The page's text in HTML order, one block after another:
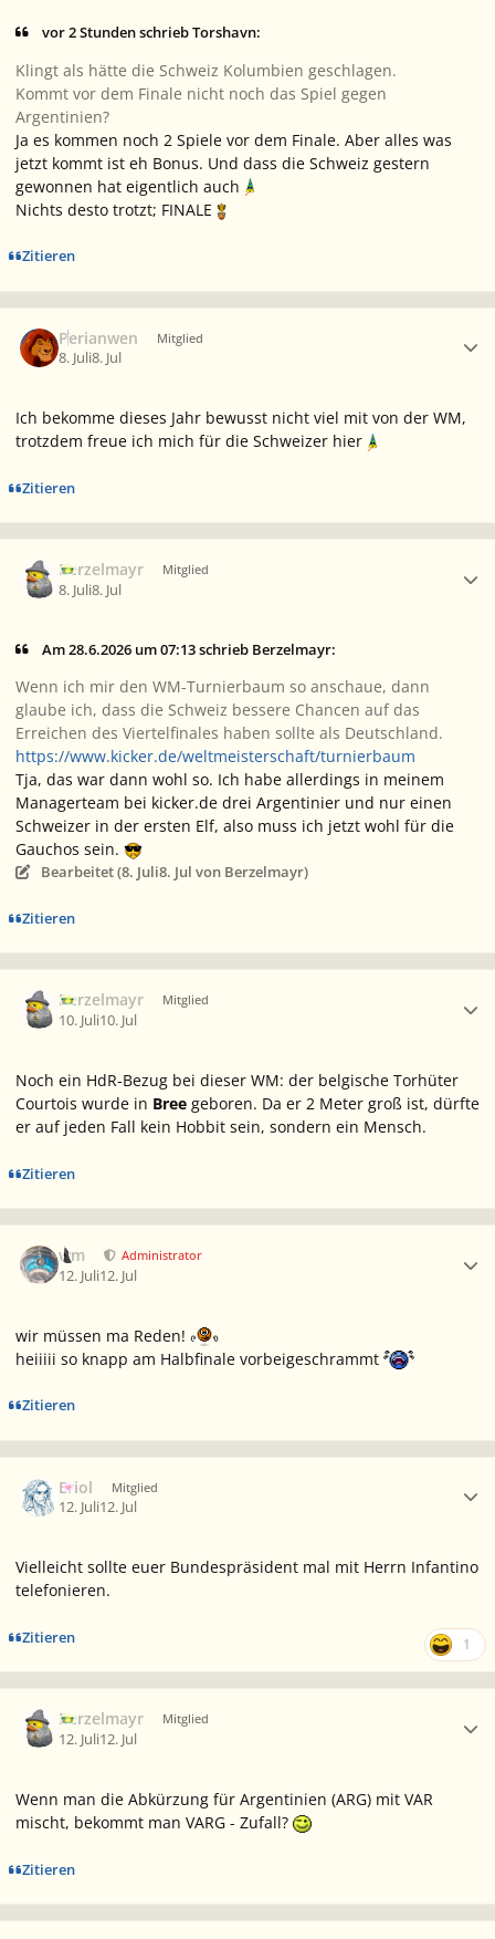
vor 2 Stunden schrieb Torshavn:
Klingt als hätte die Schweiz Kolumbien geschlagen.
Kommt vor dem Finale nicht noch das Spiel gegen
Argentinien?
Ja es kommen noch 2 Spiele vor dem Finale. Aber alles was
jetzt kommt ist eh Bonus. Und dass die Schweiz gestern
gewonnen hat eigentlich auch
Nichts desto trotzt; FINALE
Zitieren
Perianwen Mitglied
8. Juli8. Jul
Ich bekomme dieses Jahr bewusst nicht viel mit von der WM,
trotzdem freue ich mich für die Schweizer hier
Zitieren
Berzelmayr Mitglied
8. Juli8. Jul
Am 28.6.2026 um 07:13 schrieb Berzelmayr:
Wenn ich mir den WM-Turnierbaum so anschaue, dann
glaube ich, dass die Schweiz bessere Chancen auf das
Erreichen des Viertelfinales haben sollte als Deutschland.
https://www.kicker.de/weltmeisterschaft/turnierbaum
Tja, das war dann wohl so. Ich habe allerdings in meinem
Managerteam bei kicker.de drei Argentinier und nur einen
Schweizer in der ersten Elf, also muss ich jetzt wohl für die
Gauchos sein.
Bearbeitet (8. Juli8. Jul von Berzelmayr)
Zitieren
Berzelmayr Mitglied
10. Juli10. Jul
Noch ein HdR-Bezug bei dieser WM: der belgische Torhüter
Courtois wurde in Bree geboren. Da er 2 Meter groß ist, dürfte
er auf jeden Fall kein Hobbit sein, sondern ein Mensch.
Zitieren
wm Administrator
12. Juli12. Jul
wir müssen ma Reden!
heiiiii so knapp am Halbfinale vorbeigeschrammt
Zitieren
Eriol Mitglied
12. Juli12. Jul
Vielleicht sollte euer Bundespräsident mal mit Herrn Infantino
telefonieren.
Zitieren 1
Berzelmayr Mitglied
12. Juli12. Jul
Wenn man die Abkürzung für Argentinien (ARG) mit VAR
mischt, bekommt man VARG - Zufall?
Zitieren